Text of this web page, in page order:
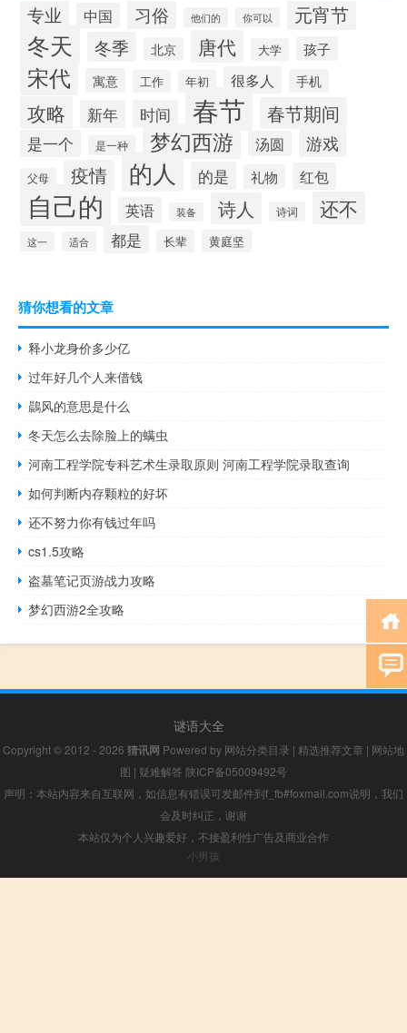
专业 中国 习俗 他们的 你可以 元宵节
冬天 冬季 北京 唐代 大学 孩子
宋代 寓意 工作 年初 很多人 手机
攻略 新年 时间 春节 春节期间
是一个 是一种 梦幻西游 汤圆 游戏
父母 疫情 的人 的是 礼物 红包
自己的 英语 装备 诗人 诗词 还不
这一 适合 都是 长辈 黄庭坚
猜你想看的文章
释小龙身价多少亿
过年好几个人来借钱
鷐风的意思是什么
冬天怎么去除脸上的螨虫
河南工程学院专科艺术生录取原则 河南工程学院录取查询
如何判断内存颗粒的好坏
还不努力你有钱过年吗
cs1.5攻略
盗墓笔记页游战力攻略
梦幻西游2全攻略
谜语大全
Copyright © 2012 - 2026 猜讯网 Powered by 网站分类目录 | 精选推荐文章 | 网站地
图 | 疑难解答 陕ICP备05009492号
声明：本站内容来自互联网，如信息有错误可发邮件到f_fb#foxmail.com说明，我们
会及时纠正，谢谢
本站仅为个人兴趣爱好，不接盈利性广告及商业合作
小男孩